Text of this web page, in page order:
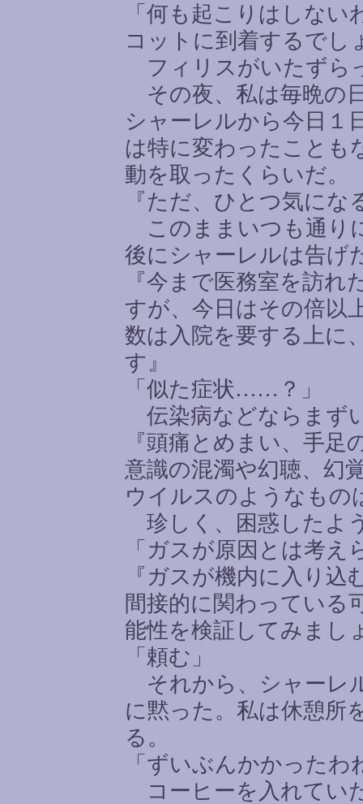
「何も起こりはしな
コットに到着するでし
フィリスがいたずら
その夜、私は毎晩の
シャーレルから今日１
は特に変わったことも
動を取ったくらいだ。
『ただ、ひとつ気に
このままいつも通り
後にシャーレルは告げ
『今まで医務室を訪れ
すが、今日はその倍以
数は入院を要する上に
す』
「似た症状…… ？」
伝染病などならまず
『頭痛とめまい、手足
意識の混濁や幻聴、幻
ウイルスのようなもの
珍しく、困惑したよ
「ガスが原因とは考え
『ガスが機内に入り
間接的に関わっている
能性を検証してみまし
「頼む」
それから、シャーレ
に黙った。私は休憩所
る。
「ずいぶんかかった
コーヒーを入れてい